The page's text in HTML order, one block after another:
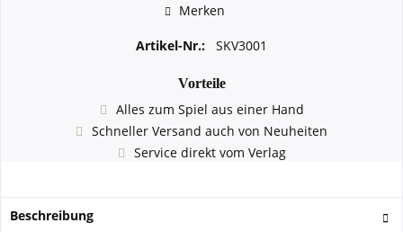
Merken
Artikel-Nr.: SKV3001
Vorteile
Alles zum Spiel aus einer Hand
Schneller Versand auch von Neuheiten
Service direkt vom Verlag
Beschreibung